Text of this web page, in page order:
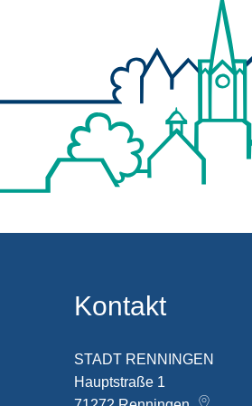
Kontakt
STADT RENNINGEN
Hauptstraße 1